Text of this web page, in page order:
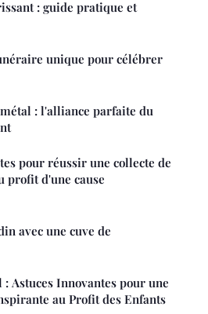
: guide pratique et
unique pour célébrer
: l'alliance parfaite du
pour réussir une collecte de
profit d'une cause
avec une cuve de
Astuces Innovantes pour une
au Profit des Enfants